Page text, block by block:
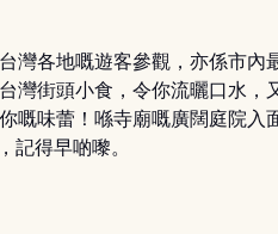
灣各地嘅遊客參觀，亦係市內
灣街頭小食，令你流曬口水，
嘅味蕾！喺寺廟嘅廣闊庭院入
得早啲嚟。